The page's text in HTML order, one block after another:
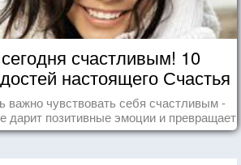
счастливым! 10
настоящего Счастья
важно чувствовать себя счастливым -
дарит позитивные эмоции и превращает
в маленький праздник.